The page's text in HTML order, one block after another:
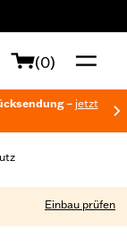
(0)
– jetzt
Einbau prüfen